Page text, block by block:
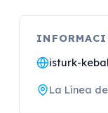
isturk-
La Línea